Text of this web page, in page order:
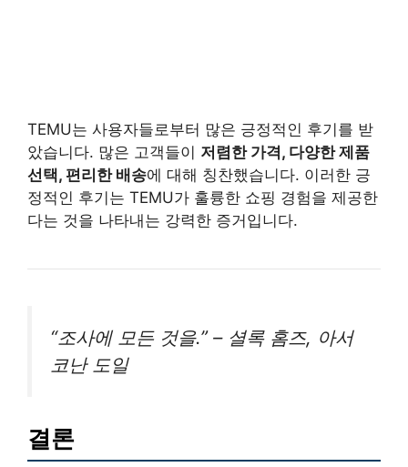
TEMU는 사용자들로부터 많은 긍정적인 후기를 받
았습니다. 많은 고객들이 저렴한 가격, 다양한 제품
선택, 편리한 배송에 대해 칭찬했습니다. 이러한 긍
정적인 후기는 TEMU가 훌륭한 쇼핑 경험을 제공한
다는 것을 나타내는 강력한 증거입니다.
“조사에 모든 것을.” – 셜록 홈즈, 아서
코난 도일
결론